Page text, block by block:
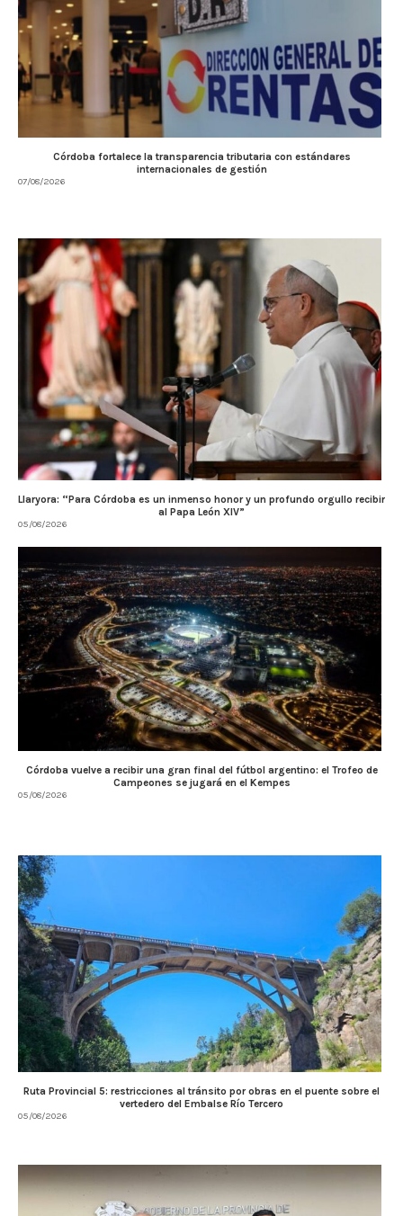
Córdoba fortalece la transparencia tributaria con estándares
internacionales de gestión
07/08/2026
Llaryora: “Para Córdoba es un inmenso honor y un profundo orgullo recibir
al Papa León XIV”
05/08/2026
Córdoba vuelve a recibir una gran final del fútbol argentino: el Trofeo de
Campeones se jugará en el Kempes
05/08/2026
Ruta Provincial 5: restricciones al tránsito por obras en el puente sobre el
vertedero del Embalse Río Tercero
05/08/2026